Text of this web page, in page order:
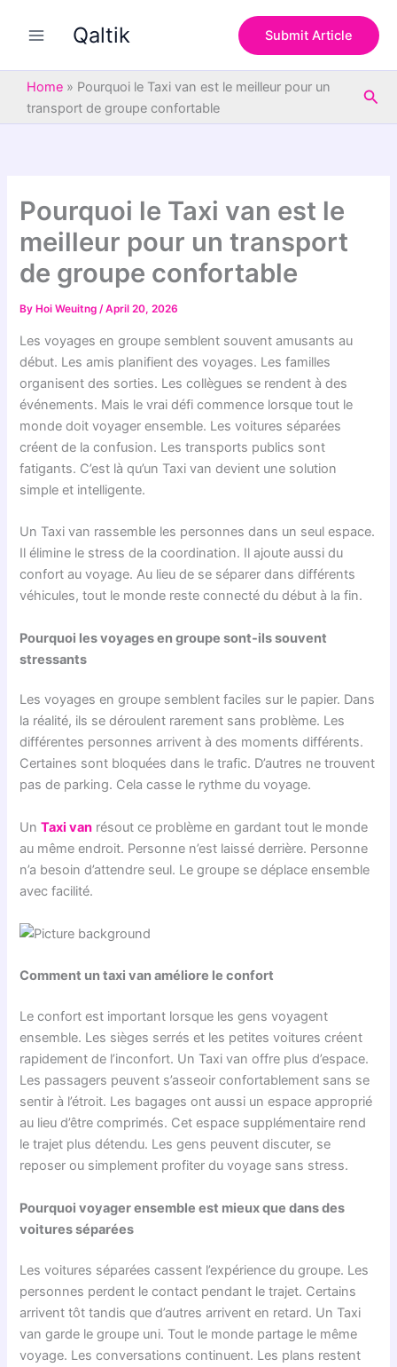
Qaltik Submit Article
Home » Pourquoi le Taxi van est le meilleur pour un
transport de groupe confortable
Pourquoi le Taxi van est le
meilleur pour un transport
de groupe confortable
By Hoi Weuitng/April 20, 2026
Les voyages en groupe semblent souvent amusants au
début. Les amis planifient des voyages. Les familles
organisent des sorties. Les collègues se rendent à des
événements. Mais le vrai défi commence lorsque tout le
monde doit voyager ensemble. Les voitures séparées
créent de la confusion. Les transports publics sont
fatigants. C’est là qu’un Taxi van devient une solution
simple et intelligente.
Un Taxi van rassemble les personnes dans un seul espace.
Il élimine le stress de la coordination. Il ajoute aussi du
confort au voyage. Au lieu de se séparer dans différents
véhicules, tout le monde reste connecté du début à la fin.
Pourquoi les voyages en groupe sont-ils souvent
stressants
Les voyages en groupe semblent faciles sur le papier. Dans
la réalité, ils se déroulent rarement sans problème. Les
différentes personnes arrivent à des moments différents.
Certaines sont bloquées dans le trafic. D’autres ne trouvent
pas de parking. Cela casse le rythme du voyage.
UnTaxi van résout ce problème en gardant tout le monde
au même endroit. Personne n’est laissé derrière. Personne
n’a besoin d’attendre seul. Le groupe se déplace ensemble
avec facilité.
Comment un taxi van améliore le confort
Le confort est important lorsque les gens voyagent
ensemble. Les sièges serrés et les petites voitures créent
rapidement de l’inconfort. Un Taxi van offre plus d’espace.
Les passagers peuvent s’asseoir confortablement sans se
sentir à l’étroit. Les bagages ont aussi un espace approprié
au lieu d’être comprimés. Cet espace supplémentaire rend
le trajet plus détendu. Les gens peuvent discuter, se
reposer ou simplement profiter du voyage sans stress.
Pourquoi voyager ensemble est mieux que dans des
voitures séparées
Les voitures séparées cassent l’expérience du groupe. Les
personnes perdent le contact pendant le trajet. Certains
arrivent tôt tandis que d’autres arrivent en retard. Un Taxi
van garde le groupe uni. Tout le monde partage le même
voyage. Les conversations continuent. Les plans restent